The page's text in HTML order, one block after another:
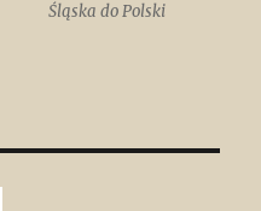
Śląska do Polski